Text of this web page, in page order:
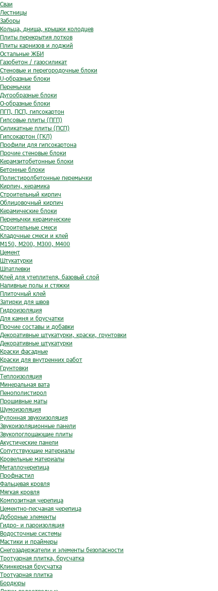
Сваи
Лестницы
Заборы
Кольца, днища, крышки колодцев
Плиты перекрытия лотков
Плиты карнизов и лоджий
Остальные ЖБИ
Газобетон / газосиликат
Стеновые и перегородочные блоки
U-образные блоки
Перемычки
Дугообразные блоки
O-образные блоки
ПГП, ПСП, гипсокартон
Гипсовые плиты (ПГП)
Силикатные плиты (ПСП)
Гипсокартон (ГКЛ)
Профили для гипсокартона
Прочие стеновые блоки
Керамзитобетонные блоки
Бетонные блоки
Полистиролбетонные перемычки
Кирпич, керамика
Строительный кирпич
Облицовочный кирпич
Керамические блоки
Перемычки керамические
Строительные смеси
Кладочные смеси и клей
М150, М200, М300, М400
Цемент
Штукатурки
Шпатлевки
Клей для утеплителя, базовый слой
Наливные полы и стяжки
Плиточный клей
Затирки для швов
Гидроизоляция
Для камня и брусчатки
Прочие составы и добавки
Декоративные штукатурки, краски, грунтовки
Декоративные штукатурки
Краски фасадные
Краски для внутренних работ
Грунтовки
Теплоизоляция
Минеральная вата
Пенополистирол
Прошивные маты
Шумоизоляция
Рулонная звукоизоляция
Звукоизоляционные панели
Звукопоглощающие плиты
Акустические панели
Сопутствующие материалы
Кровельные материалы
Металлочерепица
Профнастил
Фальцевая кровля
Мягкая кровля
Композитная черепица
Цементно-песчаная черепица
Доборные элементы
Гидро- и пароизоляция
Водосточные системы
Мастики и праймеры
Снегозадержатели и элементы безопасности
Тротуарная плитка, брусчатка
Клинкерная брусчатка
Тротуарная плитка
Бордюры